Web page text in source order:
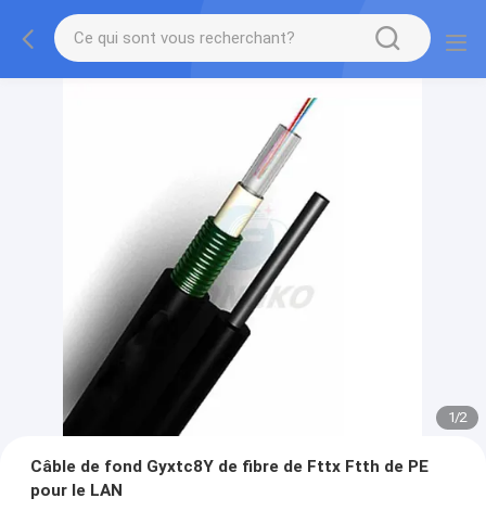
1/2
Câble de fond Gyxtc8Y de fibre de Fttx Ftth de PE
pour le LAN